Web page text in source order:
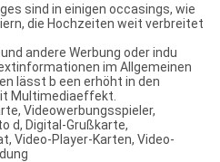
sind in einigen occasings, wie
die Hochzeiten weit verbreitet
andere Werbung oder indu
im Allgemeinen
lässt b een erhöht in den
Multimediaeffekt.
Videowerbungsspieler,
d, Digital-Grußkarte,
Video-Player-Karten, Video-